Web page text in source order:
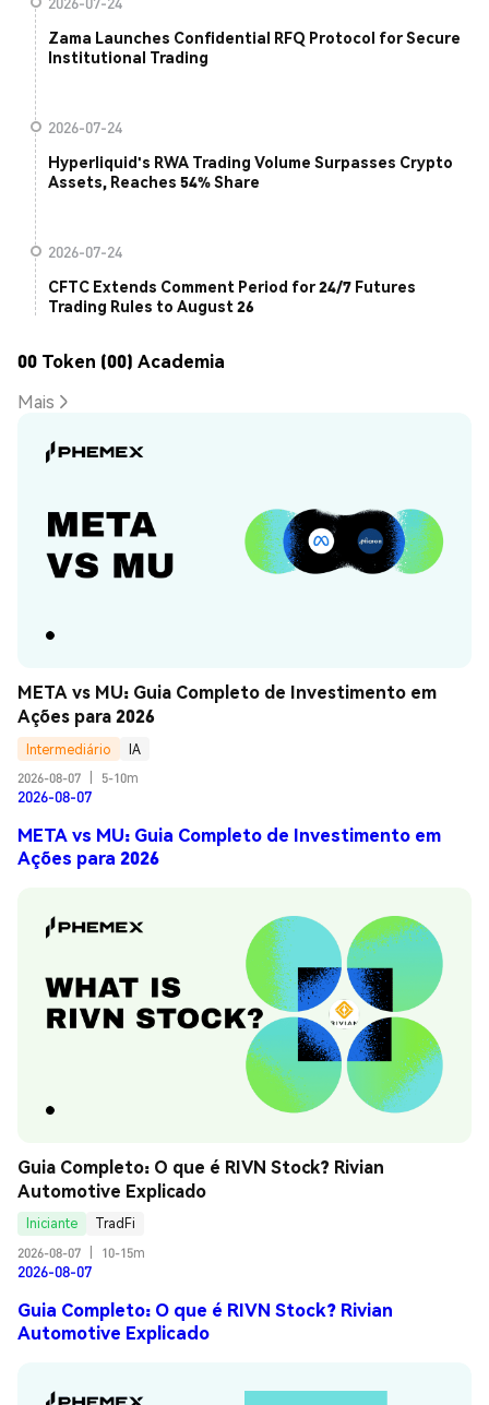
Zama Launches Confidential RFQ Protocol for Secure
Institutional Trading
2026-07-24
Hyperliquid's RWA Trading Volume Surpasses Crypto
Assets, Reaches 54% Share
2026-07-24
CFTC Extends Comment Period for 24/7 Futures
Trading Rules to August 26
00 Token (00) Academia
Mais
META vs MU: Guia Completo de Investimento em
Ações para 2026
Intermediário
IA
2026-08-07
5-10m
2026-08-07
META vs MU: Guia Completo de Investimento em
Ações para 2026
Guia Completo: O que é RIVN Stock? Rivian
Automotive Explicado
Iniciante
TradFi
2026-08-07
10-15m
2026-08-07
Guia Completo: O que é RIVN Stock? Rivian
Automotive Explicado